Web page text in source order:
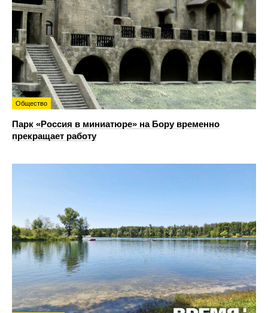
Общество
Парк «Россия в миниатюре» на Бору временно
прекращает работу